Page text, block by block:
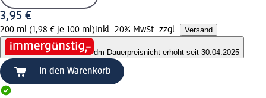
3,95 €
200 ml (1,98 € je 100 ml)inkl. 20% MwSt. zzgl. Versand
dm Dauerpreisnicht erhöht seit 30.04.2025
In den Warenkorb